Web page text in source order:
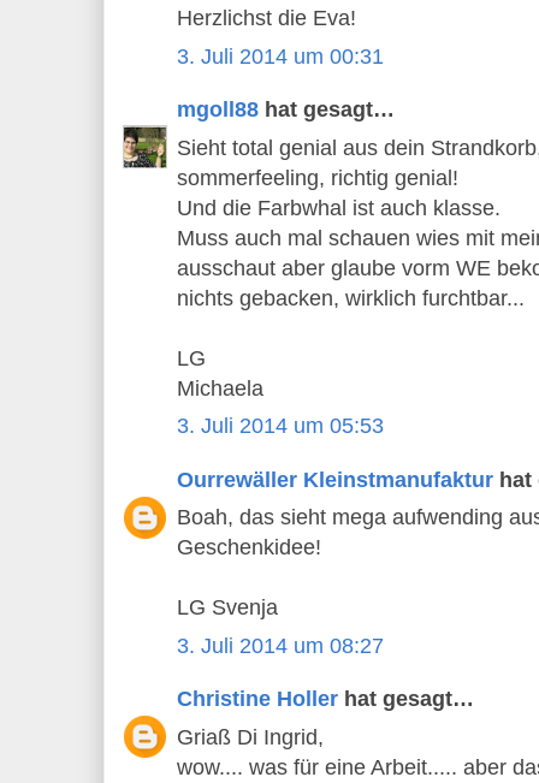
Herzlichst die Eva!
3. Juli 2014 um 00:31
mgoll88 hat gesagt…
Sieht total genial aus dein
sommerfeeling, richtig genial!
Und die Farbwhal ist auch klasse.
Muss auch mal schauen wies mit
ausschaut aber glaube vorm WE
nichts gebacken, wirklich furchtbar...
LG
Michaela
3. Juli 2014 um 05:53
Ourrewäller Kleinstmanufaktur
Boah, das sieht mega aufwending
Geschenkidee!
LG Svenja
3. Juli 2014 um 08:27
Christine Holler hat gesagt…
Griaß Di Ingrid,
wow.... was für eine Arbeit..... aber